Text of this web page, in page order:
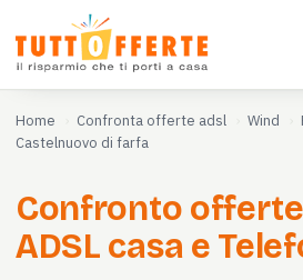
Home Confronta offerte adsl Wind
Castelnuovo di farfa
Confronto
ADSL casa e